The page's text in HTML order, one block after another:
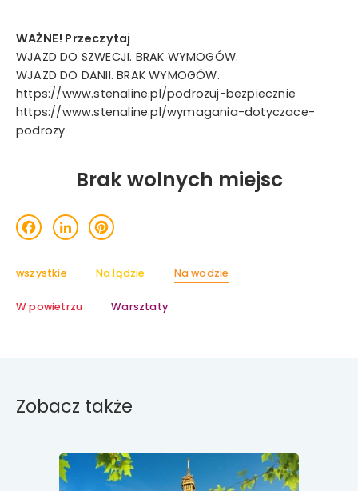
WAŻNE! Przeczytaj
WJAZD DO SZWECJI. BRAK WYMOGÓW.
WJAZD DO DANII. BRAK WYMOGÓW.
https://www.stenaline.pl/podrozuj-bezpiecznie
https://www.stenaline.pl/wymagania-dotyczace-
podrozy
Brak wolnych miejsc
LinkedInPinterest
wszystkie Na lądzie Na wodzie
W powietrzu Warsztaty
Zobacz także